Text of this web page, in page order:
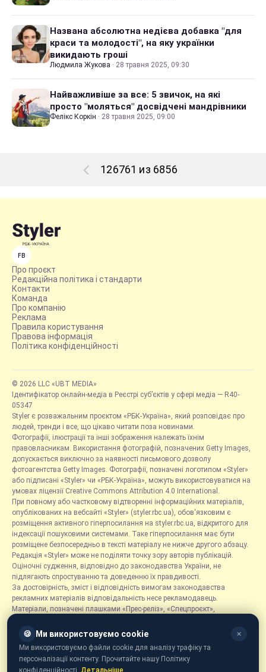
Названа абсолютна недієва добавка "для
краси та молодості", на яку українки
викидають гроші
Людмила Жукова · 28 травня 2025, 09:30
Найважливіше за все: 5 звичок, на які
просто "моляться" досвідчені мандрівники
Фелікс Коркін · 28 травня 2025, 09:00
126761 из 6856
FB
Про проєкт
Редакційна політика і стандарти
Контакти
Команда
Про компанію
Реклама
Правила користування
Правова інформація
Політика конфіденційності
© 2026 LLC «UBT MEDIA»
Ідентифікатор онлайн-медіа в Реєстрі суб’єктів у сфері медіа — R40-
05347
Styler є розважальним проєктом «РБК-Україна», який розповідає про
людей, тренди і все, що цікаво читати поза новинами.
Фотографії, ілюстрації та інші зображення належать їхнім
правовласникам. Використання фотографій, позначених Getty Images,
допускається виключно за наявності письмового дозволу
фотоагентства Getty Images. Фотографії, позначені логотипом «Styler»
або підписані «Styler» чи «РБК-Україна», можуть використовуватися на
умовах ліцензії Creative Commons Attribution 4.0 International.
При повному або частковому відтворенні інформаційних матеріалів,
опублікованих на вебсайті «Styler» (styler.rbc.ua), обов'язковим є
розміщення активного гіперпосилання на styler.rbc.ua, відкритого для
індексації пошуковими системами. Таке гіперпосилання має бути
розміщене безпосередньо в тексті матеріалу не нижче другого абзацу.
Редакція «Styler» може не поділяти точку зору авторів публікацій.
Оціночні судження, відповідно до законодавства України, не
підлягають спростуванню та доведенню їх правдивості.
За достовірність, зміст і відповідність вимогам законодавства
рекламних матеріалів відповідальність несе рекламодавець.
Матеріали, позначені плашками «Прес-реліз», «Спецпроєкт»,
розміщуються на правах реклами.
Рубрика «Новини компаній» є інформаційним форматом, що містить
новини, повідомлення та оголошення, пов'язані з діяльністю
компаній, і ґрунтується на інформації, наданій відповідними
🍪 Ми використовуємо cookie ✕
Ми використовуємо файли cookie для аналізу трафіку та
персоналізації контенту. Прочитайте нашу Політику
конфіденційності. Детальніше